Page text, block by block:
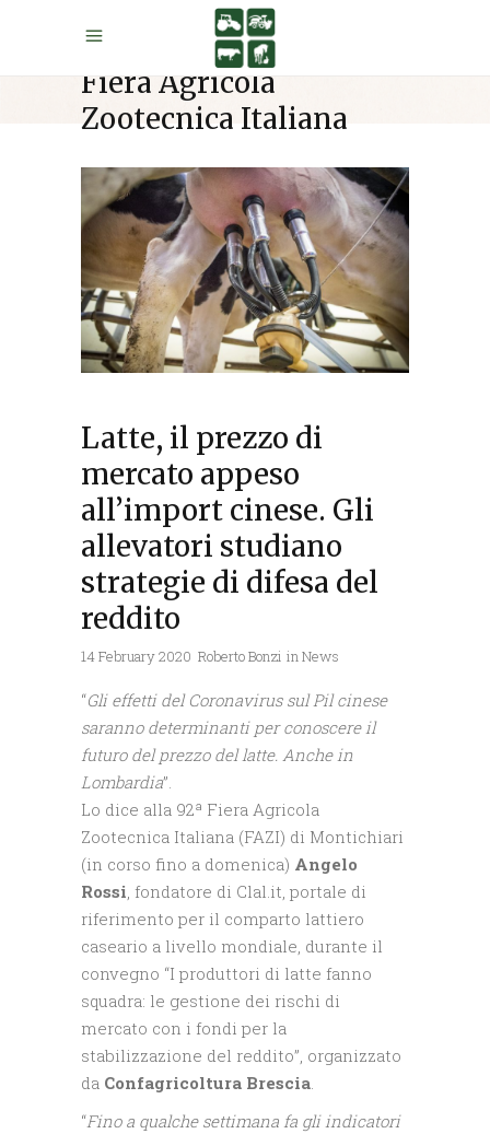
Fiera Agricola
Zootecnica Italiana
Latte, il prezzo di
mercato appeso
all’import cinese. Gli
allevatori studiano
strategie di difesa del
reddito
14 February 2020 Roberto Bonzi inNews
“Gli effetti del Coronavirus sul Pil cinese
saranno determinanti per conoscere il
futuro del prezzo del latte. Anche in
Lombardia”.
Lo dice alla 92ª Fiera Agricola
Zootecnica Italiana (FAZI) di Montichiari
(in corso fino a domenica) Angelo
Rossi, fondatore di Clal.it, portale di
riferimento per il comparto lattiero
caseario a livello mondiale, durante il
convegno “I produttori di latte fanno
squadra: le gestione dei rischi di
mercato con i fondi per la
stabilizzazione del reddito”, organizzato
da Confagricoltura Brescia.
“Fino a qualche settimana fa gli indicatori